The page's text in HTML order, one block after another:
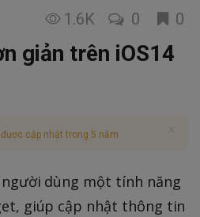
1.6K 0 0
giản trên iOS14
cập nhật trong 5 năm
dùng một tính năng
giúp cập nhật thông tin